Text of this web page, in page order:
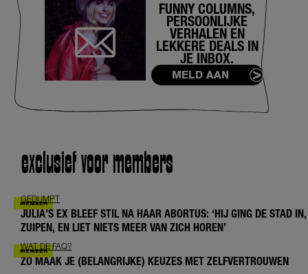
FUNNY COLUMNS,
PERSOONLIJKE
VERHALEN EN
LEKKERE DEALS IN
JE INBOX.
MELD AAN
exclusief voor members
GEDUMPT
JULIA’S EX BLEEF STIL NA HAAR ABORTUS: ‘HIJ GING DE STAD IN,
ZUIPEN, EN LIET NIETS MEER VAN ZICH HOREN’
WAT DE FAQ?
ZO MAAK JE (BELANGRIJKE) KEUZES MET ZELFVERTROUWEN